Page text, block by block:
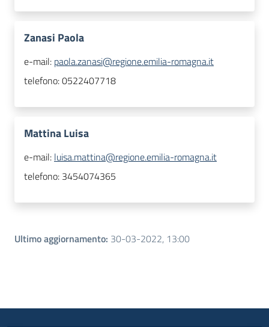
Zanasi Paola
e-mail: paola.zanasi@regione.emilia-romagna.it
telefono:0522407718
Mattina Luisa
e-mail: luisa.mattina@regione.emilia-romagna.it
telefono: 3454074365
Ultimo aggiornamento: 30-03-2022, 13:00